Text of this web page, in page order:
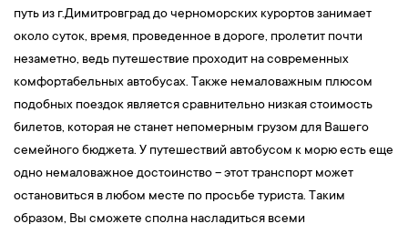
путь из г.Димитровград до черноморских курортов занимает
около суток, время, проведенное в дороге, пролетит почти
незаметно, ведь путешествие проходит на современных
комфортабельных автобусах. Также немаловажным плюсом
подобных поездок является сравнительно низкая стоимость
билетов, которая не станет непомерным грузом для Вашего
семейного бюджета. У путешествий автобусом к морю есть еще
одно немаловажное достоинство – этот транспорт может
остановиться в любом месте по просьбе туриста. Таким
образом, Вы сможете сполна насладиться всеми